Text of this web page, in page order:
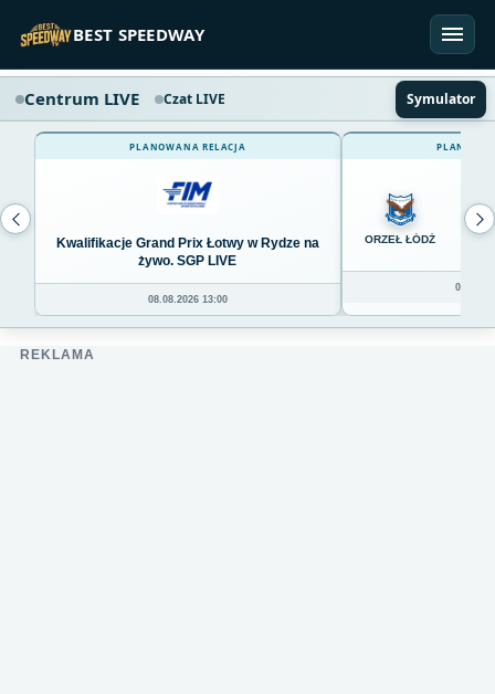
BEST SPEEDWAY
Centrum LIVE Czat LIVE Symulator
PLANOWANA RELACJA
Kwalifikacje Grand Prix Łotwy w Rydze na
żywo. SGP LIVE
08.08.2026 13:00
ORZEŁ ŁÓDŹ
0
REKLAMA